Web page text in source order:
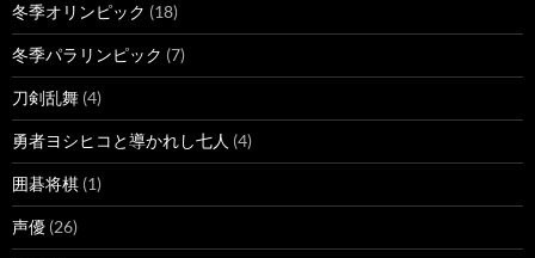
冬季オリンピック (18)
冬季パラリンピック (7)
刀剣乱舞 (4)
勇者ヨシヒコと導かれし七人 (4)
囲碁将棋 (1)
声優 (26)